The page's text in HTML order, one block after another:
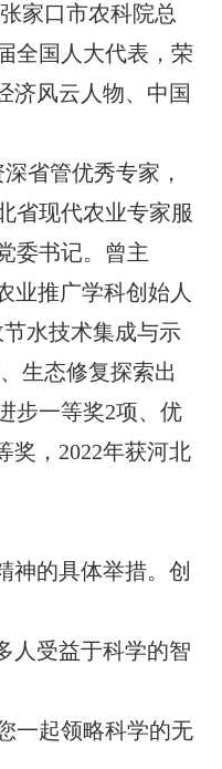
家口市农科院总
全国人大代表，荣
济风云人物、中国
省管优秀专家，
省现代农业专家服
委书记。曾主
业推广学科创始人
水技术集成与示
生态修复探索出
步一等奖2项、优
奖，2022年获河北
神的具体举措。创
人受益于科学的智
一起领略科学的无